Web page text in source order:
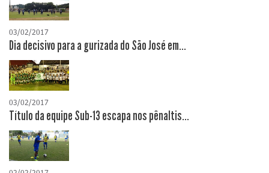
03/02/2017
Dia decisivo para a gurizada do São José em...
03/02/2017
Título da equipe Sub-13 escapa nos pênaltis...